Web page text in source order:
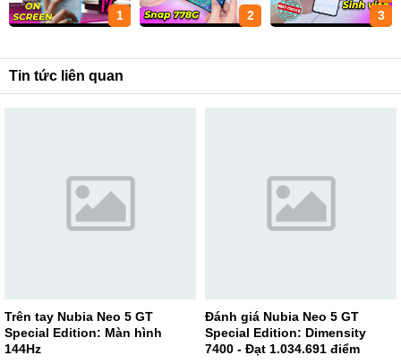
1 2 3
Tin tức liên quan
Trên tay Nubia Neo 5 GT
Special Edition: Màn hình
144Hz
Đánh giá Nubia Neo 5 GT
Special Edition: Dimensity
7400 - Đạt 1.034.691 điểm